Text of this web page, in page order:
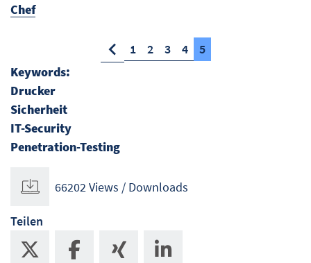
Chef
1 2 3 4
5
Keywords:
Drucker
Sicherheit
IT-Security
Penetration-Testing
66202 Views / Downloads
Teilen